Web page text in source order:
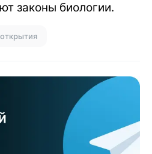
законы биологии.